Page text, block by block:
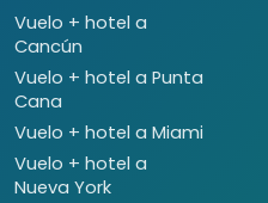
Vuelo + hotel a
Cancún
Vuelo + hotel a Punta
Cana
Vuelo + hotel a Miami
Vuelo + hotel a
Nueva York